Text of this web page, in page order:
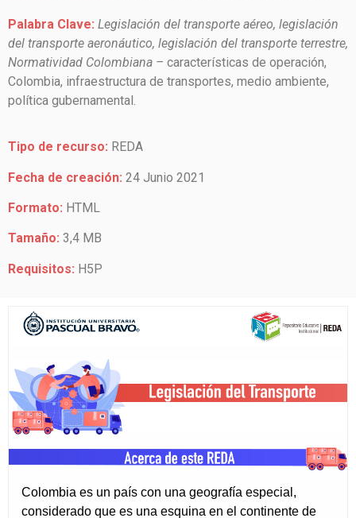
Palabra Clave: Legislación del transporte aéreo, legislación
del transporte aeronáutico, legislación del transporte terrestre,
Normatividad Colombiana – características de operación,
Colombia, infraestructura de transportes, medio ambiente,
política gubernamental.
Tipo de recurso: REDA
Fecha de creación: 24 Junio 2021
Formato: HTML
Tamaño: 3,4 MB
Requisitos: H5P